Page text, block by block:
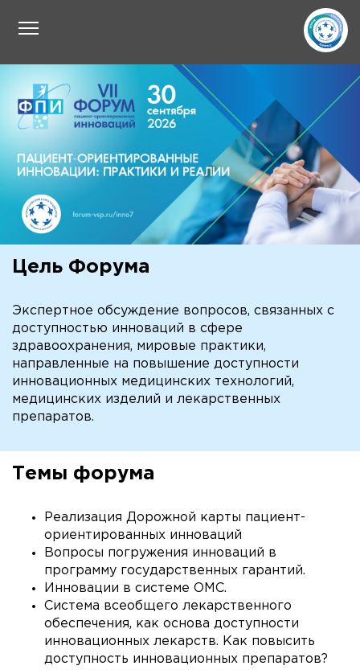
Цель Форума
Экспертное обсуждение вопросов, связанных с
доступностью инноваций в сфере
здравоохранения, мировые практики,
направленные на повышение доступности
инновационных медицинских технологий,
медицинских изделий и лекарственных
препаратов.
Темы форума
Реализация Дорожной карты пациент-
ориентированных инноваций
Вопросы погружения инноваций в
программу государственных гарантий.
Инновации в системе ОМС.
Система всеобщего лекарственного
обеспечения, как основа доступности
инновационных лекарств. Как повысить
доступность инновационных препаратов?